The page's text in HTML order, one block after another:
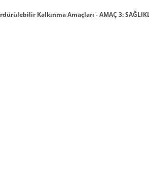
Kalkınma Amaçları - AMAÇ 3: